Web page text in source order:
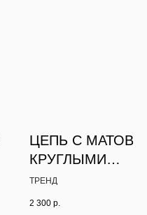
ЦЕПЬ С
КРУГЛЫМИ
ЗВЕНЬЯМИ
ТРЕНД
2 300 р.